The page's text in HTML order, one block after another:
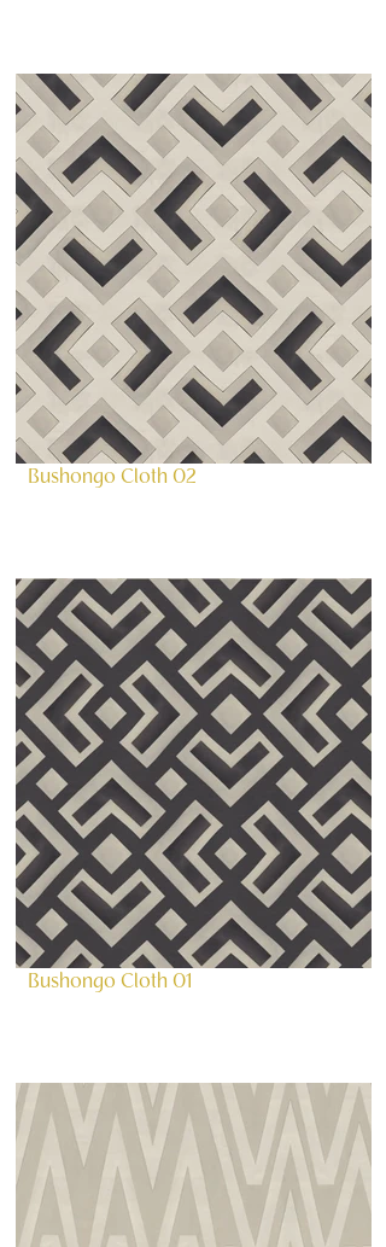
Bushongo Cloth 02
Bushongo Cloth 01